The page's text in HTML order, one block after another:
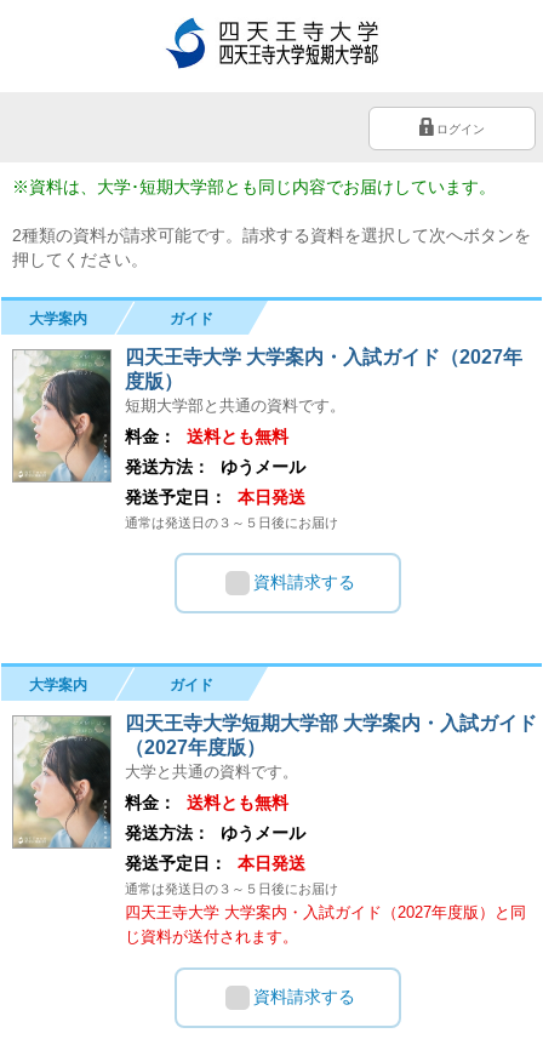
ログイン
※資料は、大学･短期大学部とも同じ内容でお届けしています。
2種類の資料が請求可能です。請求する資料を選択して次へボタンを
押してください。
大学案内 ガイド
四天王寺大学 大学案内・入試ガイド（2027年
度版）
短期大学部と共通の資料です。
料金：
送料とも無料
発送方法：
ゆうメール
発送予定日：
本日発送
通常は発送日の３～５日後にお届け
資料請求する
大学案内 ガイド
四天王寺大学短期大学部 大学案内・入試ガイド
（2027年度版）
大学と共通の資料です。
料金：
送料とも無料
発送方法：
ゆうメール
発送予定日：
本日発送
通常は発送日の３～５日後にお届け
四天王寺大学 大学案内・入試ガイド（2027年度版）と同
じ資料が送付されます。
資料請求する